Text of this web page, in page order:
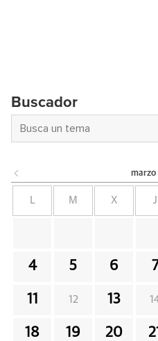
Buscador
marzo
L M X J
4 5 6 7
11 12 13
18 19 20 21